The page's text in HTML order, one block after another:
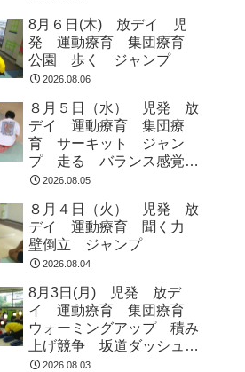
8月６日(木) 放デイ 児
発 運動療育 集団療育
公園 歩く ジャンプ
2026.08.06
８月５日（水） 児発 放
デイ 運動療育 集団療
育 サーキット ジャン
プ 走る バランス感覚
ラジオ体操
2026.08.05
８月４日（火） 児発 放
デイ 運動療育 聞く力
壁倒立 ジャンプ
2026.08.04
8月3日(月) 児発 放デ
イ 運動療育 集団療育
ウォーミングアップ 積み
上げ競争 坂道ダッシュ
走って歩いて お芋とク
2026.08.03